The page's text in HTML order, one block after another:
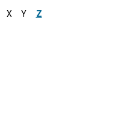
X Y Z